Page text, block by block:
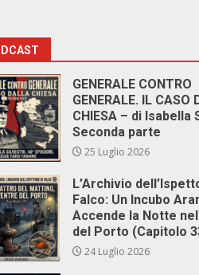
GENERALE CONTRO
GENERALE. IL CASO
CHIESA – di Isabella
Seconda parte
25 Luglio 2026
L’Archivio
Falco: Un Incubo
Accende la Notte
del Porto (Capitolo
24 Luglio 2026